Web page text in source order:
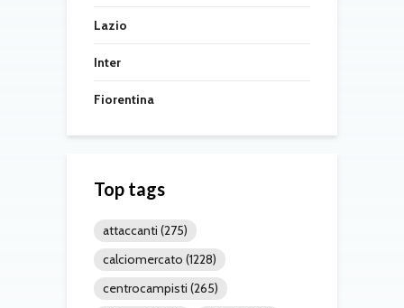
Lazio
Inter
Fiorentina
Top tags
attaccanti (275)
calciomercato (1228)
centrocampisti (265)